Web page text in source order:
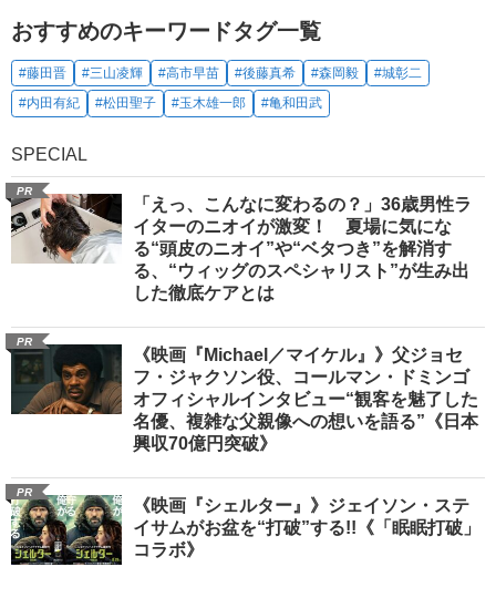
おすすめのキーワードタグ一覧
#藤田晋 #三山凌輝 #高市早苗 #後藤真希 #森岡毅
#城彰二
#内田有紀
#松田聖子 #玉木雄一郎 #亀和田武
SPECIAL
PR
「えっ、こんなに変わるの？」36歳男性ラ
イターのニオイが激変！ 夏場に気にな
る“頭皮のニオイ”や“ベタつき”を解消す
る、“ウィッグのスペシャリスト”が生み出
した徹底ケアとは
PR
《映画『Michael／マイケル』》父ジョセ
フ・ジャクソン役、コールマン・ドミンゴ
オフィシャルインタビュー“観客を魅了した
名優、複雑な父親像への想いを語る”《日本
興収70億円突破》
PR
《映画『シェルター』》ジェイソン・ステ
イサムがお盆を“打破”する!!《「眠眠打破」
コラボ》